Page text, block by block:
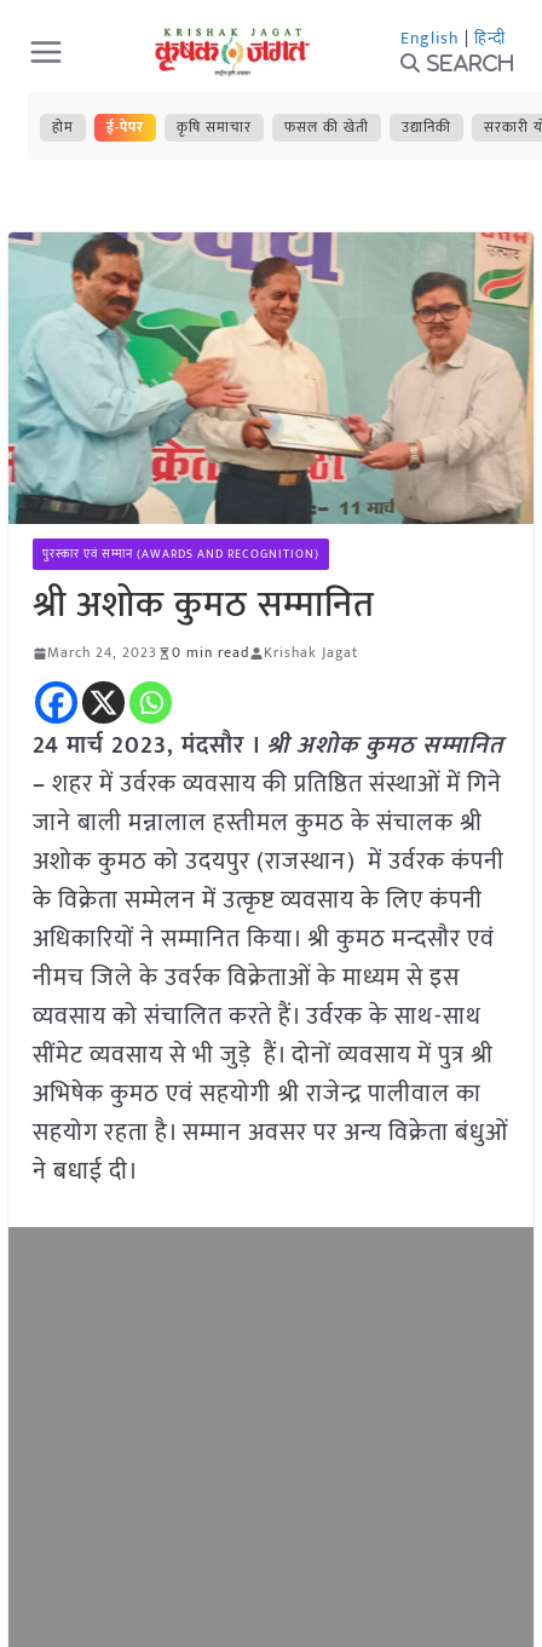
Skip
to
content
English | हिन्दी
Search
होम ई-पेपर कृषि समाचार फसल की खेती उद्यानिकी सरकारी
पुरस्कार एवं सम्मान (AWARDS AND RECOGNITION)
श्री अशोक कुमठ सम्मानित
March 24, 2023 0 min read Krishak Jagat
24 मार्च 2023, मंदसौर । श्री अशोक कुमठ सम्मानित
–शहर में उर्वरक व्यवसाय की प्रतिष्ठित संस्थाओं में गिने
जाने बाली मन्नालाल हस्तीमल कुमठ के संचालक श्री
अशोक कुमठ को उदयपुर (राजस्थान) में उर्वरक कंपनी
के विक्रेता सम्मेलन में उत्कृष्ट व्यवसाय के लिए कंपनी
अधिकारियों ने सम्मानित किया। श्री कुमठ मन्दसौर एवं
नीमच जिले के उवर्रक विक्रेताओं के माध्यम से इस
व्यवसाय को संचालित करते हैं। उर्वरक के साथ-साथ
सींमेट व्यवसाय से भी जुड़े हैं। दोनों व्यवसाय में पुत्र श्री
अभिषेक कुमठ एवं सहयोगी श्री राजेन्द्र पालीवाल का
सहयोग रहता है। सम्मान अवसर पर अन्य विक्रेता बंधुओं
ने बधाई दी।